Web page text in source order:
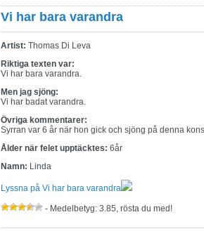
Vi har bara varandra
Artist: Thomas Di Leva
Riktiga texten var:
Vi har bara varandra.
Men jag sjöng:
Vi har badat varandra.
Övriga kommentarer:
Syrran var 6 år när hon gick och sjöng på denna
Ålder när felet upptäcktes: 6år
Namn: Linda
Lyssna på Vi har bara varandra
- Medelbetyg: 3.85, rösta du med!